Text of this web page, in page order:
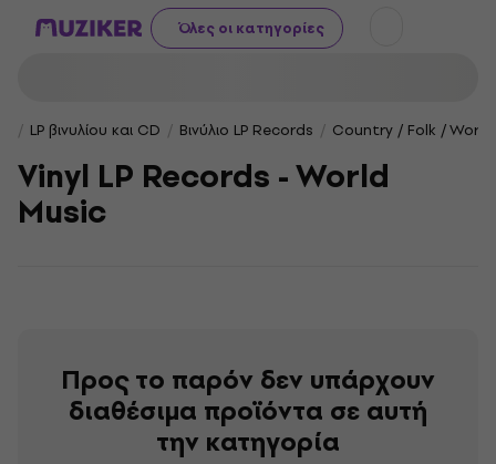
Όλες οι κατηγορίες
LP βινυλίου και CD Βινύλιο LP Records Country / Folk /
Vinyl LP Records - World
Music
Προς το παρόν δεν υπάρχουν
διαθέσιμα προϊόντα σε αυτή
την κατηγορία